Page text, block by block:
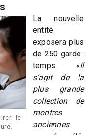
le
La nouvelle
entité
exposera plus
de 250 garde-
temps. «Il
s’agit de la
plus grande
collection de
montres
anciennes